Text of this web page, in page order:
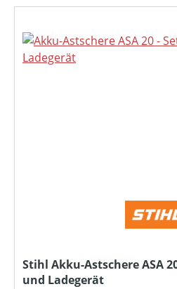
Stihl Akku-Astschere ASA
und Ladegerät